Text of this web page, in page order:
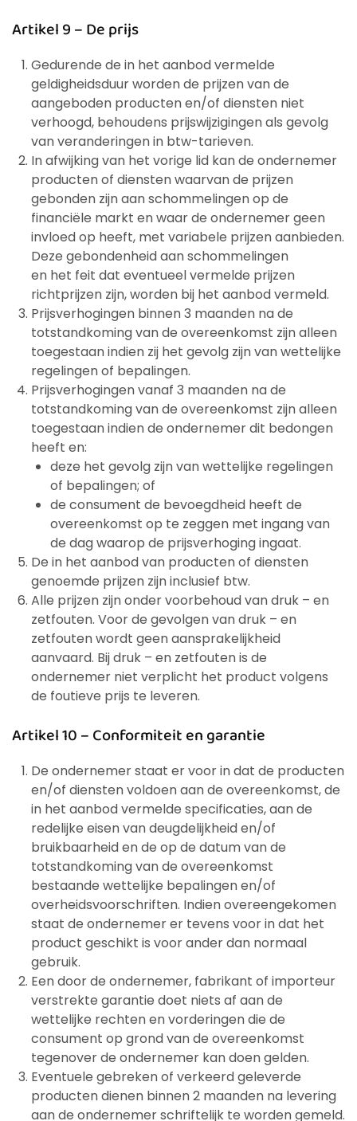
Artikel 9 – De prijs
Gedurende de in het aanbod vermelde
geldigheidsduur worden de prijzen van de
aangeboden producten en/of diensten niet
verhoogd, behoudens prijswijzigingen als gevolg
van veranderingen in btw-tarieven.
In afwijking van het vorige lid kan de ondernemer
producten of diensten waarvan de prijzen
gebonden zijn aan schommelingen op de
financiële markt en waar de ondernemer geen
invloed op heeft, met variabele prijzen aanbieden.
Deze gebondenheid aan schommelingen
en het feit dat eventueel vermelde prijzen
richtprijzen zijn, worden bij het aanbod vermeld.
Prijsverhogingen binnen 3 maanden na de
totstandkoming van de overeenkomst zijn alleen
toegestaan indien zij het gevolg zijn van wettelijke
regelingen of bepalingen.
Prijsverhogingen vanaf 3 maanden na de
totstandkoming van de overeenkomst zijn alleen
toegestaan indien de ondernemer dit bedongen
heeft en:
deze het gevolg zijn van wettelijke regelingen
of bepalingen; of
de consument de bevoegdheid heeft de
overeenkomst op te zeggen met ingang van
de dag waarop de prijsverhoging ingaat.
De in het aanbod van producten of diensten
genoemde prijzen zijn inclusief btw.
Alle prijzen zijn onder voorbehoud van druk – en
zetfouten. Voor de gevolgen van druk – en
zetfouten wordt geen aansprakelijkheid
aanvaard. Bij druk – en zetfouten is de
ondernemer niet verplicht het product volgens
de foutieve prijs te leveren.
Artikel 10 – Conformiteit en garantie
De ondernemer staat er voor in dat de producten
en/of diensten voldoen aan de overeenkomst, de
in het aanbod vermelde specificaties, aan de
redelijke eisen van deugdelijkheid en/of
bruikbaarheid en de op de datum van de
totstandkoming van de overeenkomst
bestaande wettelijke bepalingen en/of
overheidsvoorschriften. Indien overeengekomen
staat de ondernemer er tevens voor in dat het
product geschikt is voor ander dan normaal
gebruik.
Een door de ondernemer, fabrikant of importeur
verstrekte garantie doet niets af aan de
wettelijke rechten en vorderingen die de
consument op grond van de overeenkomst
tegenover de ondernemer kan doen gelden.
Eventuele gebreken of verkeerd geleverde
producten dienen binnen 2 maanden na levering
aan de ondernemer schriftelijk te worden gemeld.